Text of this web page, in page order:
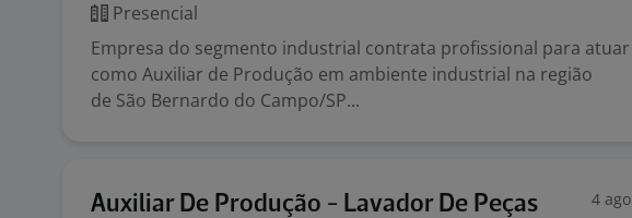
Presencial
Empresa do segmento industrial contrata profissional para atuar
como Auxiliar de Produção em ambiente industrial na região
de São Bernardo do Campo/SP...
Auxiliar De Produção - Lavador De Peças 4 ago